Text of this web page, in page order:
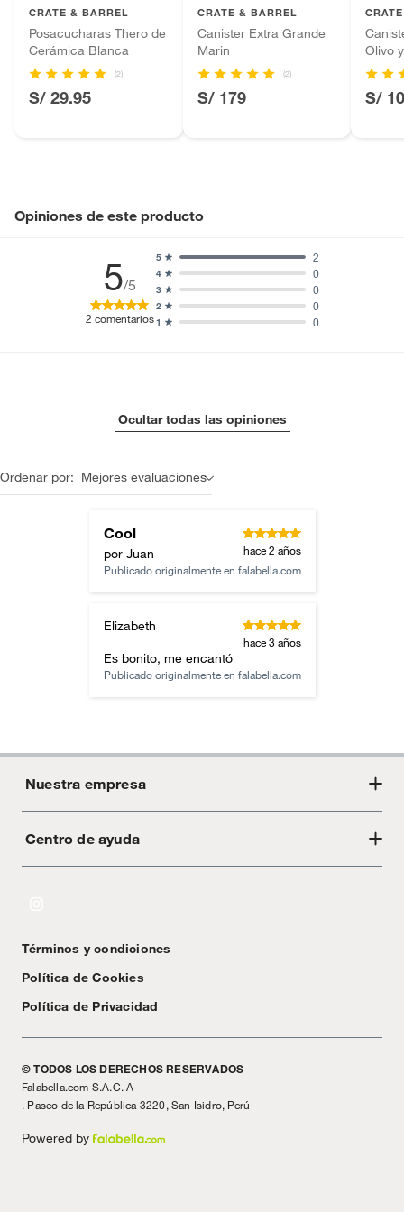
Baterías de auto.
Motocicletas y bicicletas motorizadas.
CRATE & BARREL
Posacucharas Thero de
Cerámica Blanca
(2)
S/ 29.95
CRATE & BARREL
Canister Extra Grande
Marin
(2)
S/ 179
Olivo
S/
Opiniones de este producto
5/5
2 comentarios1 0
2 0
3 0
4 0
5 2
Ocultar todas las opiniones
Ordenar por: Mejores evaluaciones
Cool
por Juan
hace 2 años
Publicado originalmente en falabella.com
Elizabeth
hace 3 años
Es bonito, me encantó
Publicado originalmente en falabella.com
Nuestra empresa
Acerca de Crate
Centro de ayuda
Textos Legales
Términos y condiciones
Política de Cookies
Política de Privacidad
© TODOS LOS DERECHOS RESERVADOS
Falabella.com S.A.C. A
. Paseo de la República 3220, San Isidro, Perú
Powered by